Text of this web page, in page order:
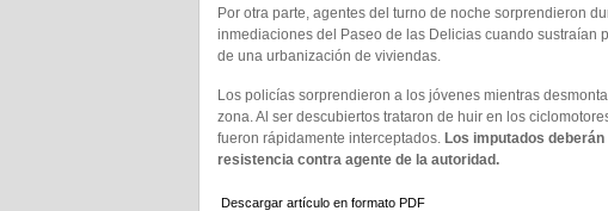
Por otra parte, agentes del turno de noche sorprendieron
inmediaciones del Paseo de las Delicias cuando sustraían
de una urbanización de viviendas.
Los policías sorprendieron a los jóvenes mientras
zona. Al ser descubiertos trataron de huir en los
fueron rápidamente interceptados. Los imputados
resistencia contra agente de la autoridad.
Descargar artículo en formato PDF